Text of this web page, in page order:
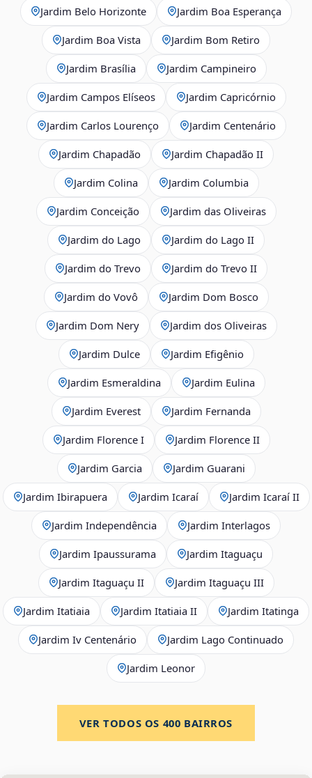
Jardim Belo Horizonte Jardim Boa Esperança
Jardim Boa Vista Jardim Bom Retiro
Jardim Brasília Jardim Campineiro
Jardim Campos Elíseos Jardim Capricórnio
Jardim Carlos Lourenço Jardim Centenário
Jardim Chapadão Jardim Chapadão II
Jardim Colina Jardim Columbia
Jardim Conceição Jardim das Oliveiras
Jardim do Lago Jardim do Lago II
Jardim do Trevo Jardim do Trevo II
Jardim do Vovô Jardim Dom Bosco
Jardim Dom Nery Jardim dos Oliveiras
Jardim Dulce Jardim Efigênio
Jardim Esmeraldina Jardim Eulina
Jardim Everest Jardim Fernanda
Jardim Florence I Jardim Florence II
Jardim Garcia Jardim Guarani
Jardim Ibirapuera Jardim Icaraí Jardim Icaraí II
Jardim Independência Jardim Interlagos
Jardim Ipaussurama Jardim Itaguaçu
Jardim Itaguaçu II Jardim Itaguaçu III
Jardim Itatiaia Jardim Itatiaia II Jardim Itatinga
Jardim Iv Centenário Jardim Lago Continuado
Jardim Leonor
VER TODOS OS 400 BAIRROS